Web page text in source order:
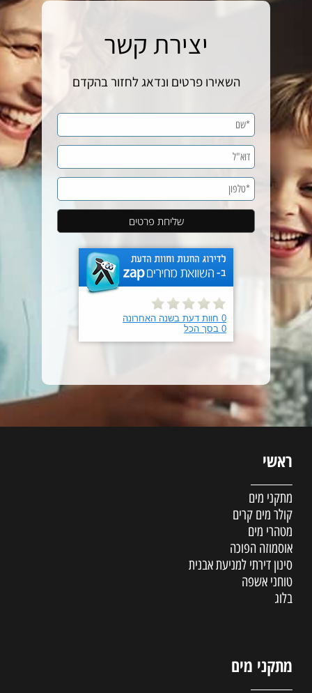
יצירת קשר
השאירו פרטים ונדאג לחזור בהקדם
ראשי
מתקני מים
קולר מים קרים
מטהרי מים
אוסמוזה הפוכה
סינון דירתי למניעת אבנית
טוחני אשפה
בלוג
מתקני מים